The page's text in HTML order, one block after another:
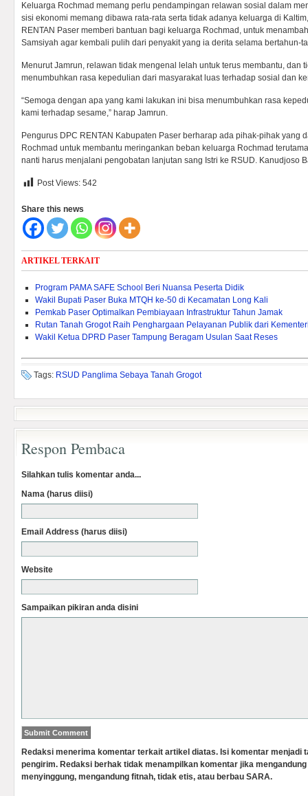
Keluarga Rochmad memang perlu pendampingan relawan sosial dalam
sisi ekonomi memang dibawa rata-rata serta tidak adanya keluarga di
RENTAN Paser memberi bantuan bagi keluarga Rochmad, untuk
Samsiyah agar kembali pulih dari penyakit yang ia derita selama bertahun-
Menurut Jamrun, relawan tidak mengenal lelah untuk terus membantu, dan
menumbuhkan rasa kepedulian dari masyarakat luas terhadap sosial dan
“Semoga dengan apa yang kami lakukan ini bisa menumbuhkan rasa
kami terhadap sesame,” harap Jamrun.
Pengurus DPC RENTAN Kabupaten Paser berharap ada pihak-pihak yang
Rochmad untuk membantu meringankan beban keluarga Rochmad
nanti harus menjalani pengobatan lanjutan sang Istri ke RSUD. Kanudjoso
Post Views: 542
Share this news
ARTIKEL TERKAIT
Program PAMA SAFE School Beri Nuansa Peserta Didik
Wakil Bupati Paser Buka MTQH ke-50 di Kecamatan Long Kali
Pemkab Paser Optimalkan Pembiayaan Infrastruktur Tahun Jamak
Rutan Tanah Grogot Raih Penghargaan Pelayanan Publik dari
Wakil Ketua DPRD Paser Tampung Beragam Usulan Saat Reses
Tags: RSUD Panglima Sebaya Tanah Grogot
Respon Pembaca
Silahkan tulis komentar anda...
Nama (harus diisi)
Email Address (harus diisi)
Website
Sampaikan pikiran anda disini
Redaksi menerima komentar terkait artikel diatas. Isi komentar menjadi
pengirim. Redaksi berhak tidak menampilkan komentar jika
menyinggung, mengandung fitnah, tidak etis, atau berbau SARA.